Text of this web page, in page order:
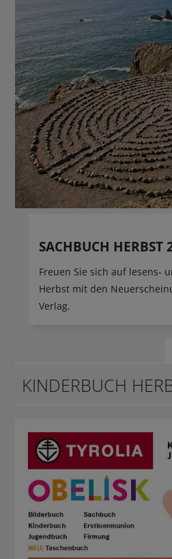
SACHBUCH HERBST
Freuen Sie sich auf lesens-
Herbst mit den
Verlag.
KINDERBUCH